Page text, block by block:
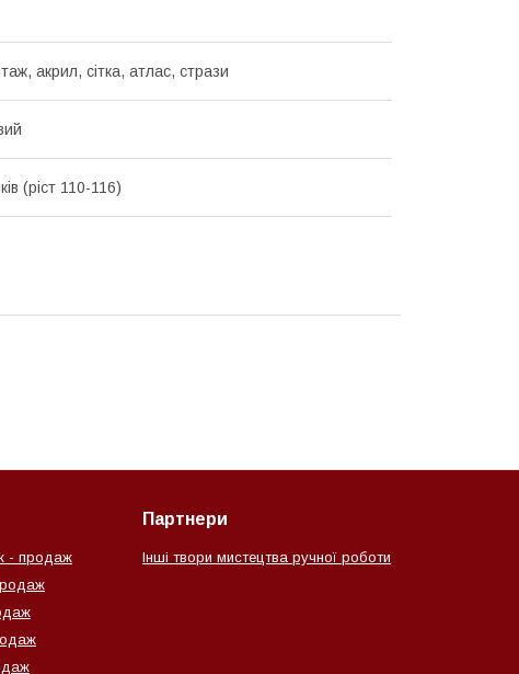
акрил, сітка, атлас, стрази
(ріст 110-116)
- продаж
Партнери
Інші твори мистецтва ручної роботи